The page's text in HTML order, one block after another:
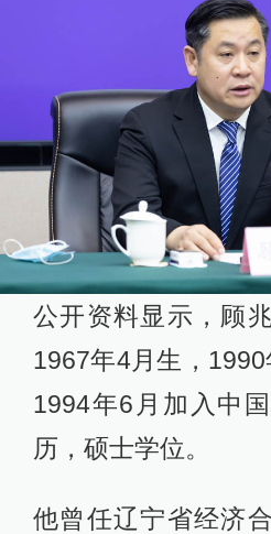
公开资料显示，顾
1967年4月生，1990
1994年6月加入中
历，硕士学位。
他曾任辽宁省经济